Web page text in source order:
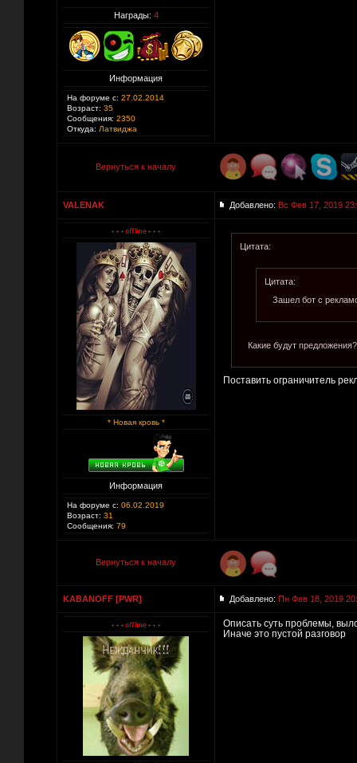
Награды: 4
Информация
На форуме с: 27.02.2014
Возраст: 35
Сообщения: 2350
Откуда: Латвиджа
Вернуться к началу
VALENAK Добавлено: Вс Фев 17, 2019
* Новая кровь *
Информация
На форуме с: 06.02.2019
Возраст: 31
Сообщения: 79
Цитата:
Цитата:
Зашел бот с
Какие будут предложения?
Поставить ограничитель
Вернуться к началу
KABANOFF [PWR] Добавлено: Пн Фев 18, 2019
Описать суть проблемы,
Иначе это пустой разговор